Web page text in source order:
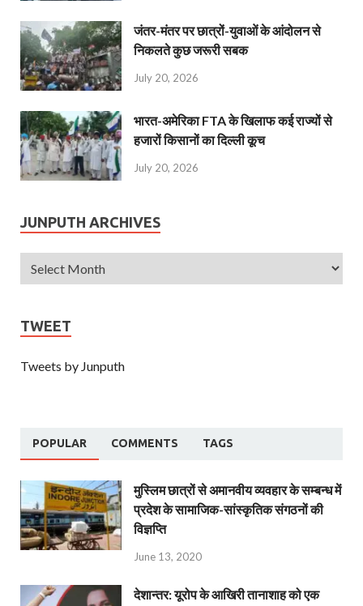
जंतर-मंतर पर छात्रों-युवाओं के आंदोलन से
निकलते कुछ जरूरी सबक
July 20, 2026
भारत-अमेरिका FTA के खिलाफ कई राज्यों से
हजारों किसानों का दिल्ली कूच
July 20, 2026
JUNPUTH ARCHIVES
TWEET
Tweets by Junputh
POPULAR COMMENTS TAGS
मुस्लिम छात्रों से अमानवीय व्यवहार के सम्बन्ध में
प्रदेश के सामाजिक-सांस्कृतिक संगठनों की
विज्ञप्ति
June 13, 2020
देशान्‍तर: यूरोप के आखिरी तानाशाह को एक